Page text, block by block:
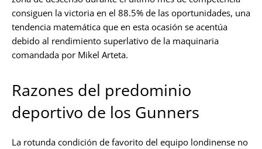
consiguen la victoria en el 88.5% de las oportunidades, una
tendencia matemática que en esta ocasión se acentúa
debido al rendimiento superlativo de la maquinaria
comandada por Mikel Arteta.
Razones del predominio
deportivo de los Gunners
La rotunda condición de favorito del equipo londinense no